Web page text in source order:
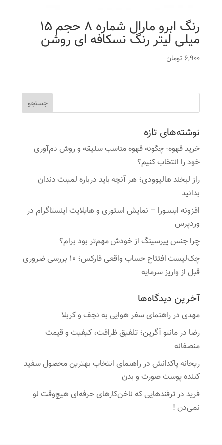
رنگ ابرو مارال شماره 8 حجم 15
میلی لیتر رنگ نسکافه ای روشن
6,900 تومان
نوشته‌های تازه
خرید قهوه؛ چگونه قهوه مناسب سلیقه و روش دم‌آوری
خود را انتخاب کنیم؟
راز لبخند هالیوودی؛ هر آنچه باید درباره لمینت دندان
بدانید
افزونه اینسورا – نمایش استوری و هایلایت اینستاگرام در
وردپرس
چرا جنس پیرسینگ از خودش مهم‌تر بود برام؟
چک‌لیست افتتاح حساب واقعی فارکس؛ ۱۰ بررسی ضروری
قبل از واریز سرمایه
آخرین دیدگاه‌ها
مهدیدرراهنمای سفر هوایی به نجف و کربلا
رضا درمانتو آگرین؛ تلفیق ظرافت، کیفیت و قیمت
منصفانه
ریحانه پاکدانشدرراهنمای انتخاب بهترین محصول سفید
کننده پوست صورت و بدن
فریددرترفندهایی که ناخن‌کارهای حرفه‌ای هیچ‌وقت لو
نمی‌دن !